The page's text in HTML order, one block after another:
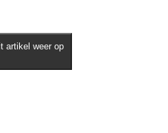
artikel weer op